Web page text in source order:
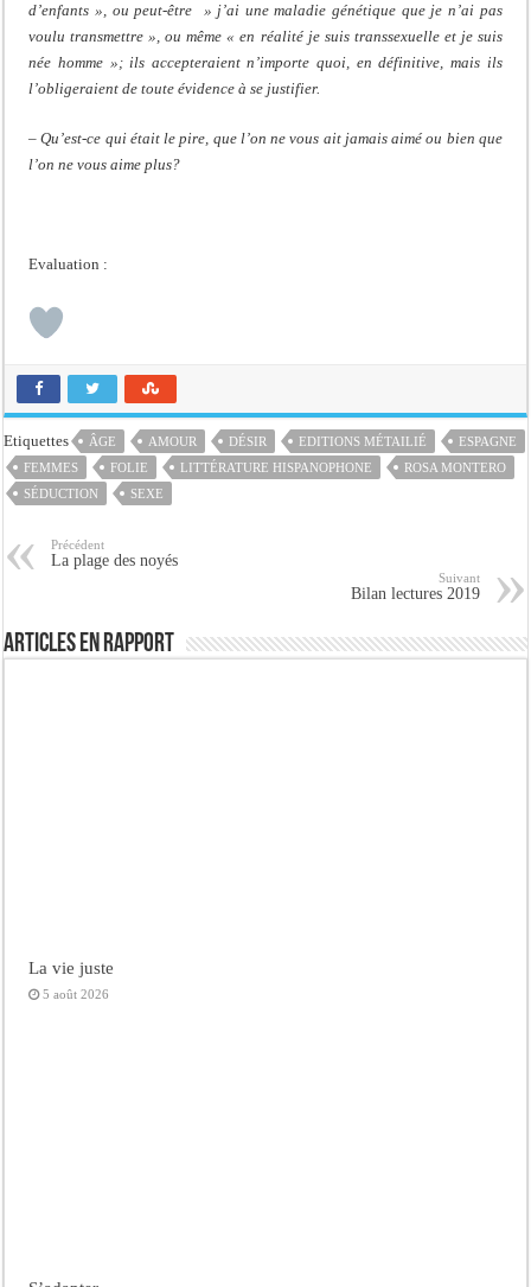
d’enfants », ou peut-être » j’ai une maladie génétique que je n’ai pas
voulu transmettre », ou même « en réalité je suis transsexuelle et je suis
née homme »; ils accepteraient n’importe quoi, en définitive, mais ils
l’obligeraient de toute évidence à se justifier.
– Qu’est-ce qui était le pire, que l’on ne vous ait jamais aimé ou bien que
l’on ne vous aime plus?
Evaluation :
Etiquettes ÂGE AMOUR DÉSIR EDITIONS MÉTAILIÉ
ESPAGNE
FEMMES
FOLIE LITTÉRATURE HISPANOPHONE
ROSA MONTERO
SÉDUCTION
SEXE
Précédent
La plage des noyés
Suivant
Bilan lectures 2019
Articles en rapport
La vie juste
5 août 2026